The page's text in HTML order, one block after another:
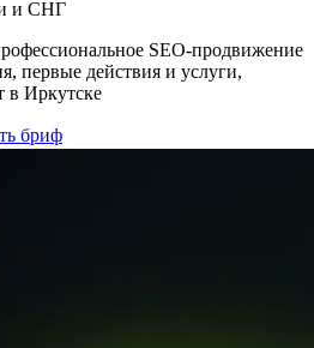
и СНГ
SEO-продвижение
первые действия и услуги,
в Иркутске
бриф